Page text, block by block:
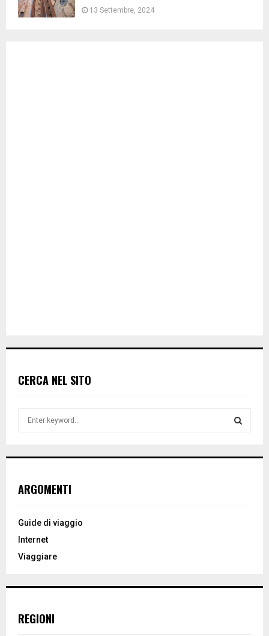
13 Settembre, 2024
CERCA NEL SITO
f
:
ARGOMENTI
Guide di viaggio
Internet
Viaggiare
REGIONI